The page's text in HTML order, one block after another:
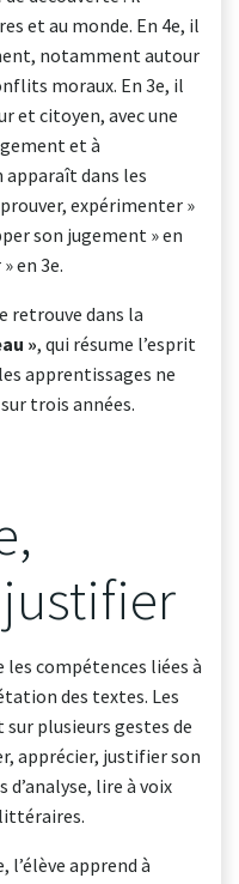
et au monde. En 4e, il
notamment autour
moraux. En 3e, il
et citoyen, avec une
et à
apparaît dans les
expérimenter »
son jugement » en
en 3e.
retrouve dans la
», qui résume l’esprit
apprentissages ne
trois années.
les compétences liées à
des textes. Les
plusieurs gestes de
apprécier, justifier son
lire à voix
l’élève apprend à